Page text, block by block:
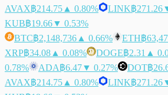
AVAX฿214.75 ▲ 0.80% LINK฿271.26
KUB฿19.66▼ 0.53%
BTC฿2,148,736 ▲ 0.66% ETH฿
XRP฿34.08 ▲ 0.08% DOGE฿2.31 ▲
0.78%
ADA฿6.47▼ 0.27% DOT฿
AVAX฿214.75 ▲ 0.80% LINK฿271.26